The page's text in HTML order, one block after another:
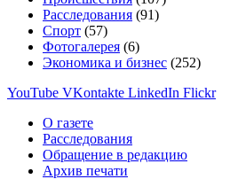
Расследования (91)
Спорт (57)
Фотогалерея (6)
Экономика и бизнес (252)
YouTube VKontakte LinkedIn Flickr
О газете
Расследования
Обращение в редакцию
Архив печати